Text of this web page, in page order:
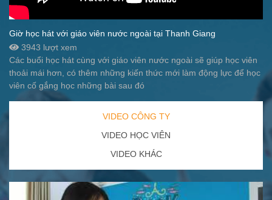
Giờ học hát với giáo viên nước ngoài tại Thanh Giang
3943 lượt xem
Các buổi học hát cùng với giáo viên nước ngoài sẽ giúp học viên
thoải mái hơn, có thêm những kiến thức mới làm động lực để học
viên cố gắng học những bài sau đó
VIDEO CÔNG TY
VIDEO HỌC VIÊN
VIDEO KHÁC